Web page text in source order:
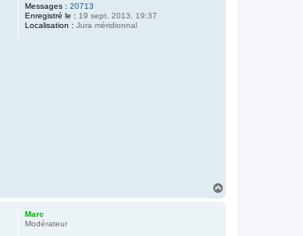
Messages : 20713
Enregistré le : 19 sept. 2013, 19:37
Localisation : Jura méridionnal
Marc
Modérateur